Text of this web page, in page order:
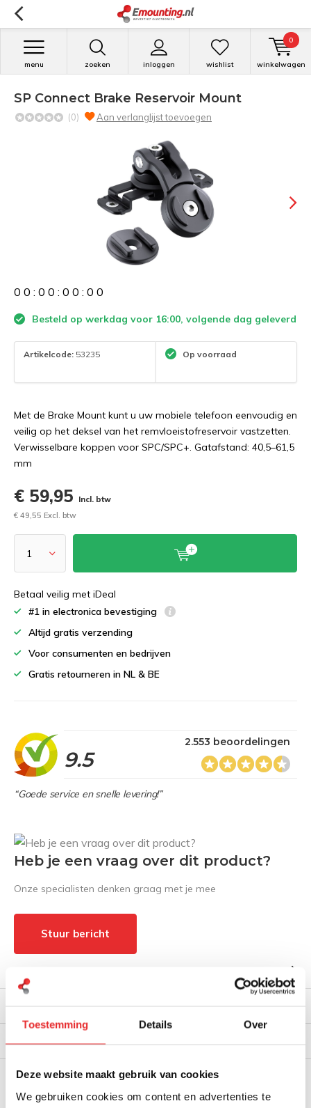
Toestemming Details Over
Deze website maakt gebruik van cookies
We gebruiken cookies om content en advertenties te
zoeken inloggen
menu wishlist winkelwagen
0
SP Connect Brake Reservoir Mount
(0) Aan verlanglijst toevoegen
0 0 : 0 0 : 0 0 : 0 0
Besteld op werkdag voor 16:00, volgende dag geleverd
Artikelcode: 53235 Op voorraad
Met de Brake Mount kunt u uw mobiele telefoon eenvoudig en
veilig op het deksel van het remvloeistofreservoir vastzetten.
Verwisselbare koppen voor SPC/SPC+. Gatafstand: 40,5–61,5
mm
€ 59,95
Incl. btw
€ 49,55 Excl. btw
Betaal veilig met iDeal
#1 in electronica bevestiging
Altijd gratis verzending
Voor consumenten en bedrijven
Gratis retourneren in NL & BE
9.5
2.553 beoordelingen
“Goede service en snelle levering!”
Heb je een vraag over dit product?
Onze specialisten denken graag met je mee
Stuur bericht
Verzendinformatie
Gerelateerde producten